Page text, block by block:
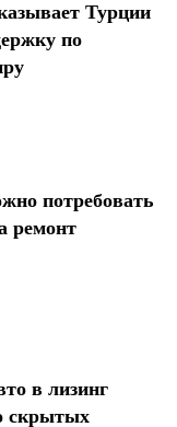
Турции
по
потребовать
ремонт
в лизинг
скрытых